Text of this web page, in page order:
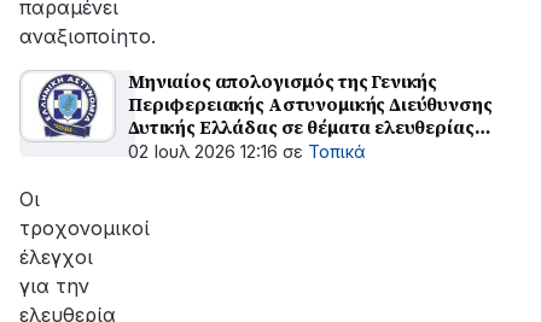
παραμένει
αναξιοποίητο.
Μηνιαίος απολογισμός της Γενικής
Περιφερειακής Αστυνομικής Διεύθυνσης
Δυτικής Ελλάδας σε θέματα ελευθερίας
κίνησης των πολιτών
02 Ιουλ 2026 12:16 σε Τοπικά
Οι
τροχονομικοί
έλεγχοι
για την
ελευθερία